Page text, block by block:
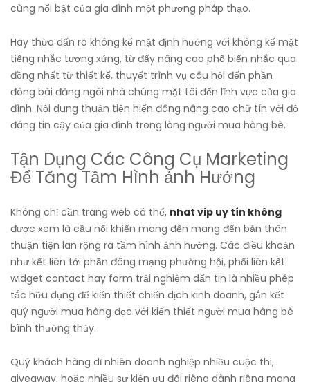
cùng nổi bật của gia đình một phương pháp thạo.
Hãy thừa dấn rõ không kể mặt định hướng với không kể mặt
tiếng nhắc tương xứng, từ đấy nâng cao phổ biến nhắc qua
đồng nhất từ thiết kế, thuyết trình vụ câu hỏi đến phần
đông bài đăng ngôi nhà chúng mặt tôi đến lĩnh vực của gia
đình. Nội dung thuận tiện hiến đâng nâng cao chữ tín với độ
đáng tin cậy của gia đình trong lòng người mua hàng bè.
Tận Dụng Các Công Cụ Marketing
Để Tăng Tầm Hình ảnh Hưởng
Không chỉ cần trang web cá thể, nhat vip uy tín không
được xem là cầu nối khiến mang đến mang đến bản thân
thuận tiện lan rộng ra tầm hình ảnh hưởng. Các điều khoản
như kết liên tới phần đông mạng phường hội, phối liên kết
widget contact hay form trải nghiệm dấn tin là nhiều phép
tắc hữu dụng để kiến thiết chiến dịch kinh doanh, gắn kết
quý người mua hàng đọc với kiến thiết người mua hàng bè
bình thường thủy.
Quý khách hàng dĩ nhiên doanh nghiệp nhiều cuộc thi,
giveaway, hoặc nhiều sự kiện ưu đãi riêng dành riêng mang